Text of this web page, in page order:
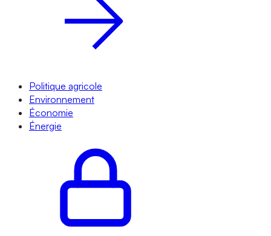
Politique agricole
Environnement
Économie
Énergie